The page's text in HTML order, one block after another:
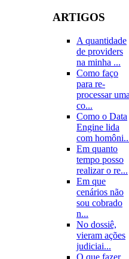
ARTIGOS
A quantidade
de providers
na minha ...
Como faço
para re-
processar uma
co...
Como o Data
Engine lida
com
Em quanto
tempo posso
realizar o re...
Em que
cenários não
sou cobrado
n...
No dossiê,
vieram ações
judiciai...